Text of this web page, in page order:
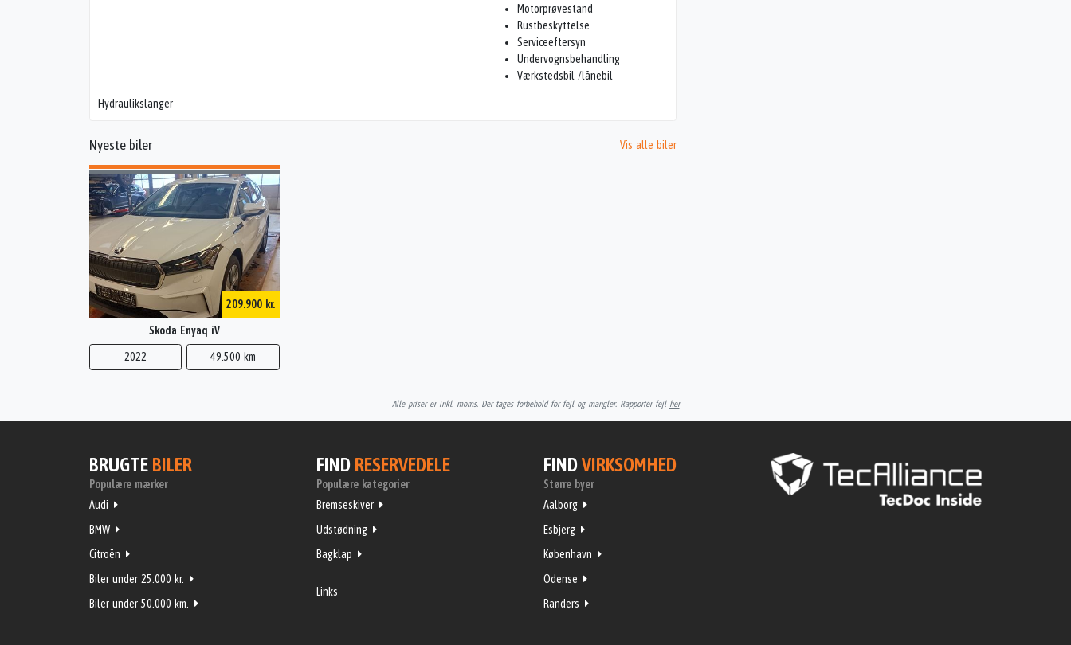
Motorprøvestand
Rustbeskyttelse
Serviceeftersyn
Undervognsbehandling
Værkstedsbil /lånebil
Hydraulikslanger
Nyeste biler Vis alle biler
209.900 kr.
Skoda Enyaq iV
2022 49.500 km
Alle priser er inkl. moms. Der tages forbehold for fejl og mangler. Rapportér fejl her
BRUGTE BILER
Populære mærker
Audi
BMW
Citroën
Biler under 25.000 kr.
Biler under 50.000 km.
FIND RESERVEDELE
Populære kategorier
Bremseskiver
Udstødning
Bagklap
Links
FINDVIRKSOMHED
Større byer
Aalborg
Esbjerg
København
Odense
Randers